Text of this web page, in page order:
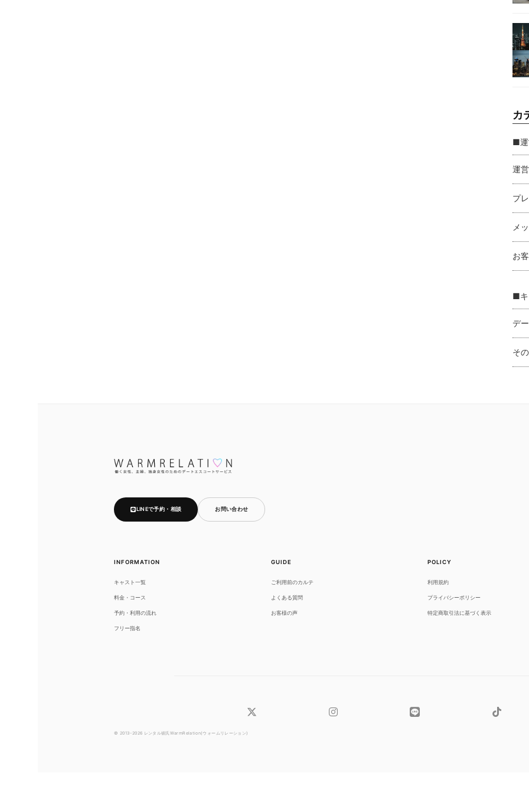
カ
■
運
プ
メ
お
■キ
デ
そ
LINEで予約・相談 お問い合わせ
INFORMATION
キャスト一覧
料金・コース
予約・利用の流れ
フリー指名
GUIDE
ご利用前のカルテ
よくある質問
お客様の声
POLICY
利用規約
プライバシーポリシー
特定商取引法に基づく表示
© 2013-2026 レンタル彼氏WarmRelation(ウォームリレーション)